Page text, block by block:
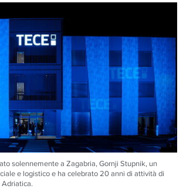
solennemente a Zagabria, Gornji Stupnik, un
e logistico e ha celebrato 20 anni di attività di